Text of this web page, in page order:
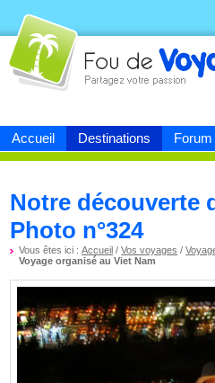
Accueil Destinations Forum
Fou devoyage
Notre découverte
Photo n°324
Vous êtes ici :Accueil /Vos voyages /
Voyage organisé au Viet Nam